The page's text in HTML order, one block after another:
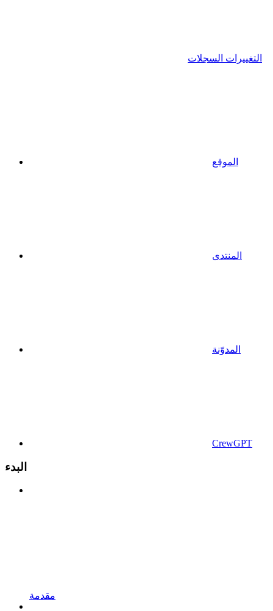
التغييرات السجلات
الموقع
المنتدى
المدوّنة
CrewGPT
البدء
مقدمة